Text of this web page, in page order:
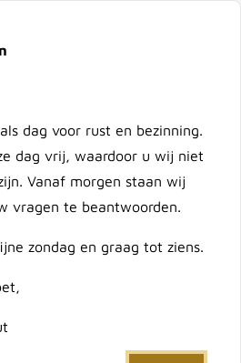
dag voor rust en bezinning.
dag vrij, waardoor u wij niet
Vanaf morgen staan wij
vragen te beantwoorden.
zondag en graag tot ziens.
Sneek 3-zits
(0741)